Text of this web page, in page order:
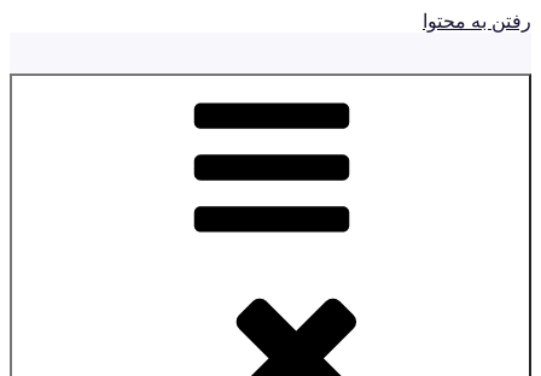
رفتن به محتوا